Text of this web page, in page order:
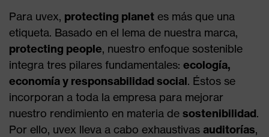
Para uvex, protecting planet es más que una
etiqueta. Basado en el lema de nuestra marca,
protecting people, nuestro enfoque sostenible
integra tres pilares fundamentales: ecología,
economía y responsabilidad social. Éstos se
incorporan a toda la empresa para mejorar
nuestro rendimiento en materia de sostenibilidad.
Por ello, uvex lleva a cabo exhaustivas auditorías,